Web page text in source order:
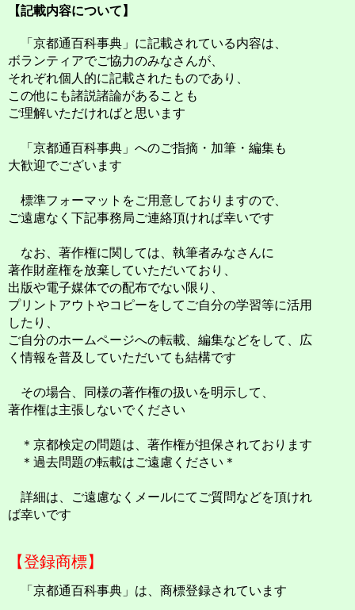
【記載内容について】
「京都通百科事典」に記載されている内容は、
ボランティアでご協力のみなさんが、
それぞれ個人的に記載されたものであり、
この他にも諸説諸論があることも
ご理解いただければと思います
「京都通百科事典」へのご指摘・加筆・編集も
大歓迎でございます
標準フォーマットをご用意しておりますので、
ご遠慮なく下記事務局ご連絡頂ければ幸いです
なお、著作権に関しては、執筆者みなさんに
著作財産権を放棄していただいており、
出版や電子媒体での配布でない限り、
プリントアウトやコピーをしてご自分の学習等に活用
したり、
ご自分のホームページへの転載、編集などをして、広
く情報を普及していただいても結構です
その場合、同様の著作権の扱いを明示して、
著作権は主張しないでください
＊京都検定の問題は、著作権が担保されております
＊過去問題の転載はご遠慮ください＊
詳細は、ご遠慮なくメールにてご質問などを頂けれ
ば幸いです
【登録商標】
「京都通百科事典」は、商標登録されています